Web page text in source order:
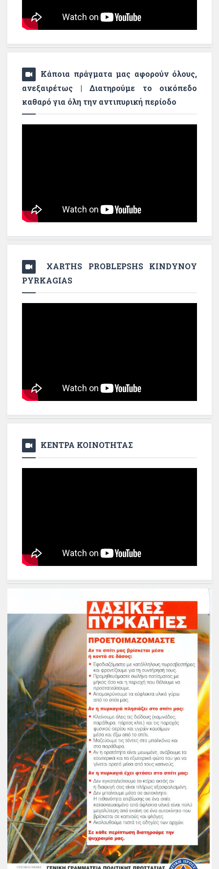
Κάποια πράγματα μας αφορούν όλους,
ανεξαιρέτως | Διατηρούμε το οικόπεδο
καθαρό για όλη την αντιπυρική περίοδο
XARTHS PROBLEPSHS KINDYNOY
PYRKAGIAS
ΚΕΝΤΡΑ ΚΟΙΝΟΤΗΤΑΣ